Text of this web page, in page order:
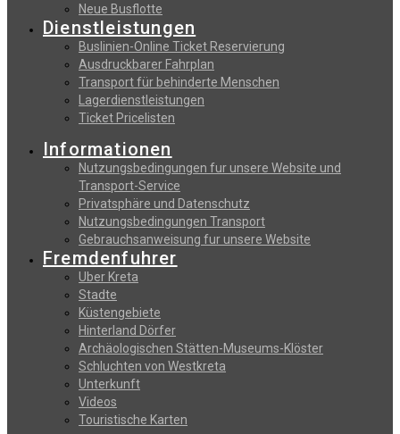
Neue Busflotte
Dienstleistungen
Buslinien-Online Ticket Reservierung
Αusdruckbarer Fahrplan
Transport für behinderte Menschen
Lagerdienstleistungen
Ticket Pricelisten
Informationen
Nutzungsbedingungen fur unsere Website und
Transport-Service
Privatsphäre und Datenschutz
Nutzungsbedingungen Transport
Gebrauchsanweisung fur unsere Website
Fremdenfuhrer
Uber Kreta
Stadte
Küstengebiete
Hinterland Dörfer
Archäologischen Stätten-Museums-Klöster
Schluchten von Westkreta
Unterkunft
Videos
Touristische Karten